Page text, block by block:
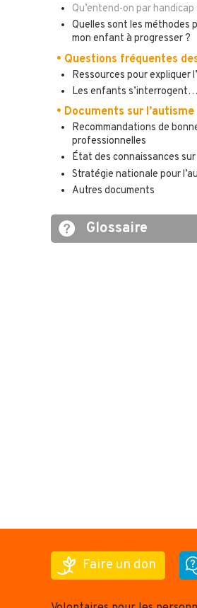
Qu’entend-on par handicap
Quelles sont les méthodes
mon enfant à progresser ?
• Questions fréquentes
Ressources pour expliquer
Les enfants s’interrogent…
• Documents sur l’autisme
Recommandations de
professionnelles
État des connaissances sur
Stratégie nationale pour
Autres documents
Glossaire
Faire un don